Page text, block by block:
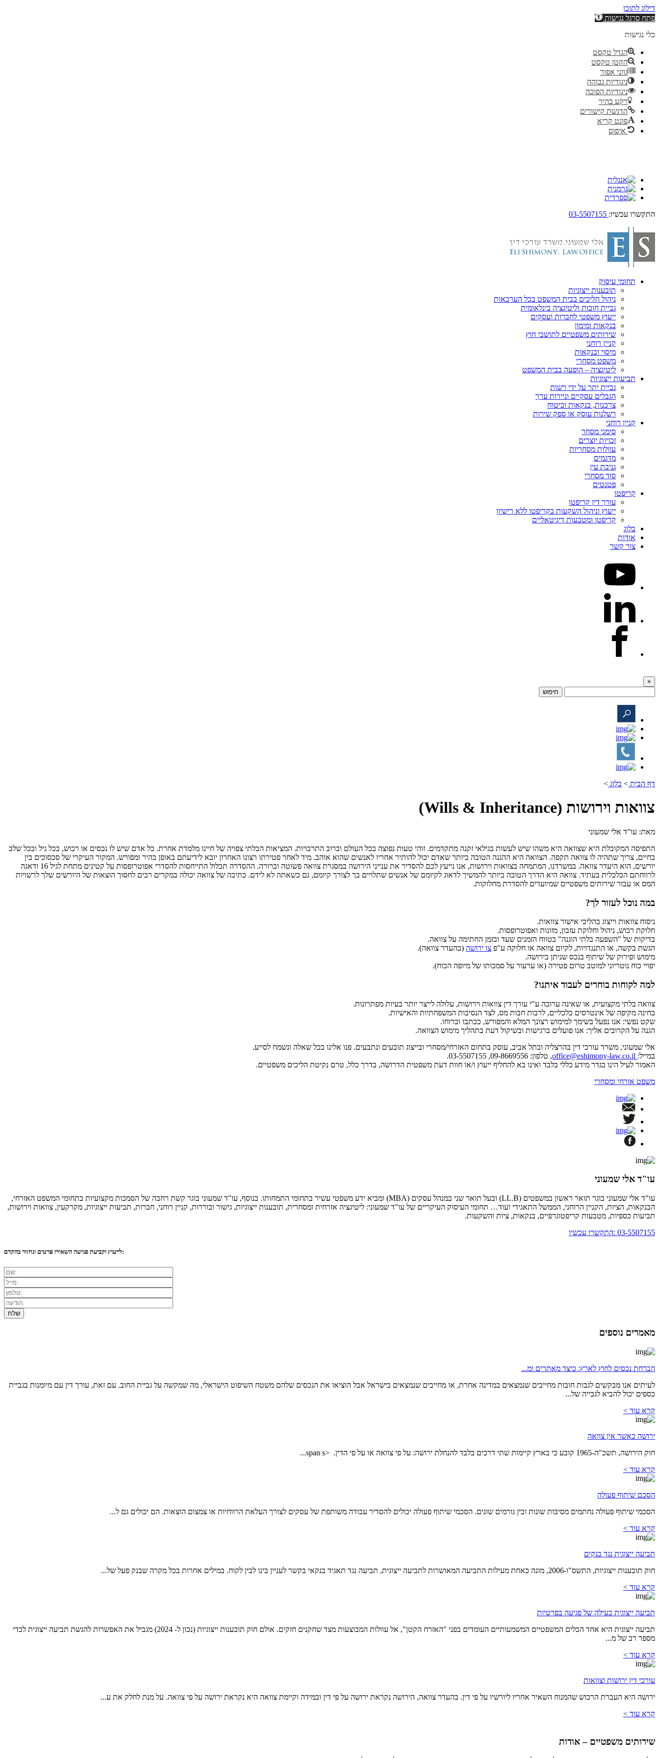
דילוג לתוכן
פתח סרגל נגישות
כלי נגישות
הגדל טקסט
הקטן טקסט
גווני אפור
ניגודיות גבוהה
ניגודיות הפוכה
רקע בהיר
הדגשת קישורים
פונט קריא
איפוס
התקשרו עכשיו:
תחומי עיסוק
תובענות ייצוגיות
ניהול הליכים בבית המשפט בכל הערכאות
גביית חובות וליטיגציה בינלאומית
ייעוץ משפטי לחברות ועסקים
בנקאות ומימון
שירותים משפטיים לתושבי חוץ
קניין רוחני
מיסוי ובנקאות
משפט מסחרי
ליטיגציה – הופעה בבית המשפט
תביעות ייצוגיות
גביית יתר על ידי רשות
הגבלים עסקיים וניירות ערך
צרכנות, בנקאות וביטוח
רשלנות עוסק או ספק שירות
קניין רוחני
סימני מסחר
זכויות יוצרים
עוולות מסחריות
מדגמים
גניבת עין
סוד מסחרי
פטנטים
קריפטו
עורך דין קריפטו
ייעוץ וניהול השקעות בקריפטו ללא רישיון
קריפטו ומטבעות דיגיטאליים
בלוג
אודות
צור קשר
×
חיפוש
דף הבית > בלוג >
צוואות וירושות (Wills & Inheritance)
מאת: עו"ד אלי שמעוני
התפיסה המקובלת היא שצוואה היא משהו שיש לעשות בגילאי זקנה מתקדמים. זוהי טעות נפוצה בכל העולם וברוב התרבויות. המציאות הבלתי צפויה של חיינו מלמדת אחרת. כל אדם שיש לו נכסים או רכוש, בכל גיל ובכל שלב
בחיים, צריך שתהיה לו צוואה תקפה. הצוואה היא ההגנה הטובה ביותר שאדם יכול להותיר אחריו לאנשים שהוא אוהב. מיד לאחר פטירתו רצונו האחרון יובא לידיעתם באופן בהיר ומפורש. המקור העיקרי של סכסוכים בין
יורשים, הוא היעדר צוואה. במשרדנו, המתמחה בצוואות וירושות, אנו נייעץ לכם להסדיר את ענייני הירושה במסגרת צוואה פשוטה וברורה. ההסדרה תכלול התייחסות להסדרי אפוטרופסות על קטינים מתחת לגיל 16 ודאגה
לרווחתם הכלכלית בעתיד. צוואה היא הדרך הטובה ביותר להמשיך לדאוג לקיומם של אנשים שתלויים בך לצורך קיומם, גם כשאתה לא לידם. כתיבה של צוואה יכולה במקרים רבים לחסוך הוצאות של היורשים שלך לרשויות
המס או עבור שירותים משפטיים שמיועדים להסדרת מחלוקות.
במה נוכל לעזור לך?
ניסוח צוואות וייצוג בהליכי אישור צוואות.
חלוקת רכוש, ניהול וחלוקת עזבון, מזונות ואפוטרופסות.
בדיקות של "השפעה בלתי הוגנה" בטווח הזמנים שעד ובזמן החתימה על צוואה.
הגשת בקשה, או התנגדויות, לקיום צוואה או חלוקה ע"פ צו ירושה (בהעדר צוואה).
מימוש ופירוק של שיתוף בנכס שניתן בירושה.
יפויי כוח נוטריוני למוטב טרום פטירה (או ערעור על סמכותו של מיופה הכוח).
למה לקוחות בוחרים לעבוד איתנו?
צוואה בלתי מקצועית, או שאינה ערוכה ע"י עורך דין צוואות וירושות, עלולה לייצר יותר בעיות מפתרונות.
בחינה מקיפה של אינטרסים כלכליים, לרבות חבות מס, לצד הנסיבות המשפחתיות והאישיות.
שקט נפשי: אנו נפעל בשימך למימוש רצונך המלא והמפורש, ככתבו וברוחו.
הגנה על הקרובים אליך: אנו פועלים ברגישות ובשיקול דעת בתהליך מימוש הצוואה.
אלי שמעוני, משרד עורכי דין בהרצליה ובתל אביב, עוסק בתחום האזרחי/מסחרי ובייצוג תובעים ונתבעים. פנו אלינו בכל שאלה ונשמח לסייע.
במייל: office@eshimony-law.co.il, טלפון: 09-8669556, 03-5507155.
האמור לעיל הינו בגדר מידע כללי בלבד ואינו בא להחליף ייעוץ ו/או חוות דעת משפטית הדרושה, בדרך כלל, טרם נקיטת הליכים משפטיים.
משפט אזרחי ומסחרי
עו"ד אלי שמעוני
עו"ד אלי שמעוני בוגר תואר ראשון במשפטים (LL.B) ובעל תואר שני במנהל עסקים (MBA) ומביא ידע משפטי עשיר בתחומי התמחותו. בנוסף, עו"ד שמעוני בוגר קשת רחבה של הסמכות מקצועיות בתחומי המשפט האזרחי,
הבנקאות, הציות, הקניין הרוחני, הממשל התאגידי ועוד… תחומי העיסוק העיקריים של עו"ד שמעוני: ליטיגציה אזרחית ומסחרית, תובענות ייצוגיות, גישור ובוררות, קניין רוחני, חברות, תביעות ייצוגיות, מקרקעין, צוואות וירושות,
תביעות כספיות, מטבעות קריפטוגרפיים, בנקאות, ציות והשקעות.
03-5507155 :התקשרו עכשיו
לייעוץ וקביעת פגישה השאירו פרטים ונחזור בהקדם:
מאמרים נוספים
הברחת נכסים לחוץ לארץ: כיצד מאתרים ומ...
לעיתים אנו מבקשים לגבות חובות מחייבים שנמצאים במדינה אחרת, או מחייבים שנמצאים בישראל אבל הוציאו את הנכסים שלהם משטח השיפוט הישראלי, מה שמקשה על גביית החוב. עם זאת, עורך דין עם מיומנות בגביית
כספים יכול להביא לגבייה של...
קרא עוד >
ירושה כאשר אין צוואה
חוק הירושה, תשכ"ה-1965 קובע כי בארץ קיימות שתי דרכים בלבד להנחלת ירושה: על פי צוואה או על פי הדין. <span s...
קרא עוד >
הסכם שיתוף פעולה
הסכמי שיתוף פעולה נחתמים מסיבות שונות ובין גורמים שונים. הסכמי שיתוף פעולה יכולים להסדיר עבודה משותפת של עסקים לצורך העלאת הרווחיות או צמצום הוצאות. הם יכולים גם ל...
קרא עוד >
תביעה ייצוגית נגד בנקים
חוק תובענות ייצוגיות, התשס"ו-2006, מונה כאחת מעילות התביעה המאושרות לתביעה ייצוגית, תביעה נגד תאגיד בנקאי בקשר לעניין בינו לבין לקוח. במילים אחרות בכל מקרה שבנק פעל של...
קרא עוד >
תביעה ייצוגית בעילה של פגיעה בפרטיות
תביעה ייצוגית היא אחד הכלים המשפטיים המשמעותיים העומדים בפני "האזרח הקטן", אל עוולות המבוצעות מצד שחקנים חזקים. אולם חוק תובענות ייצוגיות (נכון ל- 2024) מגביל את האפשרות להגשת תביעה ייצוגית לכדי
מספר רב של מ...
קרא עוד >
עורכי דין ירושות וצוואות
ירושה היא העברת הרכוש שהמנוח השאיר אחריו ליורשיו על פי דין. בהעדר צוואה, הירושה נקראת ירושה על פי דין ובמידה וקיימת צוואה היא נקראת ירושה על פי צוואה. על מנת לחלק את ע...
קרא עוד >
שירותים משפטיים – אודות